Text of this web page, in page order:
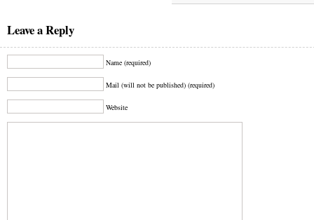
Leave a Reply
Name (required)
Mail (will not be published) (required)
Website